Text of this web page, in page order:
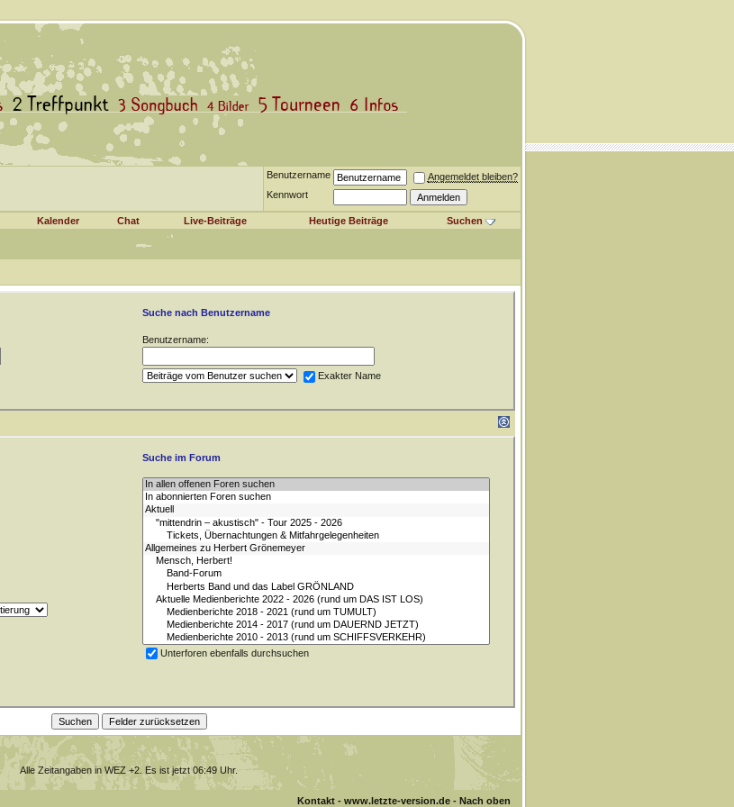
Benutzername
Angemeldet bleiben?
Kennwort
Kalender Chat Live-Beiträge Heutige Beiträge Suchen
Suche nach Benutzername
Benutzername:
Exakter Name
Suche im Forum
Unterforen ebenfalls durchsuchen
Alle Zeitangaben in WEZ +2. Es ist jetzt06:49Uhr.
Kontakt- www.letzte-version.de- Nach oben